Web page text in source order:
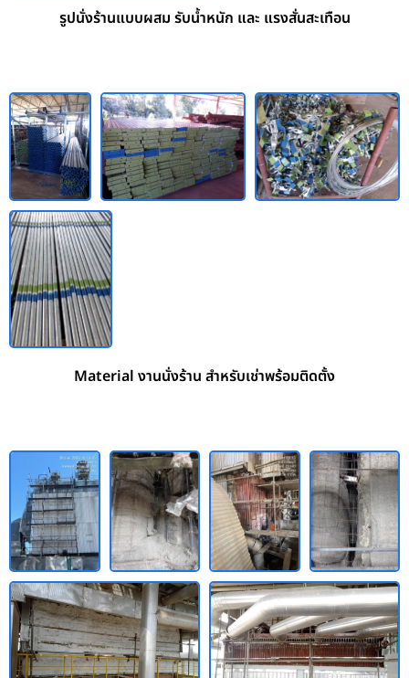
รูปนั่งร้านแบบผสม รับน้ำหนัก และ แรงสั่นสะเทือน
Material งานนั่งร้าน สำหรับเช่าพร้อมติดตั้ง